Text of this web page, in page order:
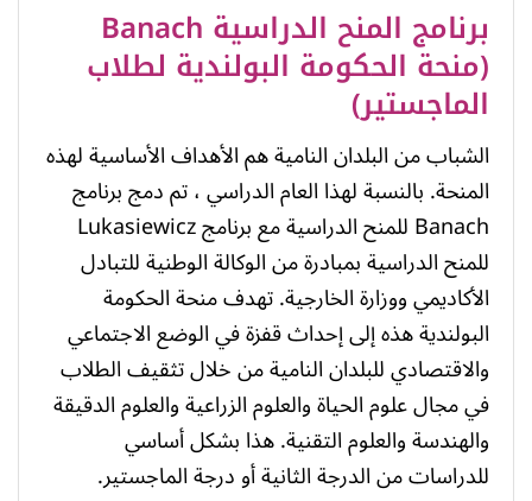
برنامج المنح الدراسية Banach
(منحة الحكومة البولندية لطلاب
الماجستير)
الشباب من البلدان النامية هم الأهداف الأساسية لهذه
المنحة. بالنسبة لهذا العام الدراسي ، تم دمج برنامج
Banach للمنح الدراسية مع برنامج Lukasiewicz
للمنح الدراسية بمبادرة من الوكالة الوطنية للتبادل
الأكاديمي ووزارة الخارجية. تهدف منحة الحكومة
البولندية هذه إلى إحداث قفزة في الوضع الاجتماعي
والاقتصادي للبلدان النامية من خلال تثقيف الطلاب
في مجال علوم الحياة والعلوم الزراعية والعلوم الدقيقة
والهندسة والعلوم التقنية. هذا بشكل أساسي
للدراسات من الدرجة الثانية أو درجة الماجستير.